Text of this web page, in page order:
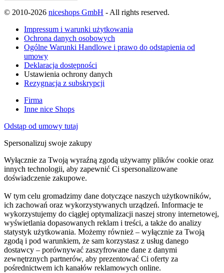
© 2010-2026 niceshops GmbH - All rights reserved.
Impressum i warunki użytkowania
Ochrona danych osobowych
Ogólne Warunki Handlowe i prawo do odstąpienia od
umowy
Deklaracja dostępności
Ustawienia ochrony danych
Rezygnacja z subskrypcji
Firma
Inne nice Shops
Odstąp od umowy tutaj
Spersonalizuj swoje zakupy
Wyłącznie za Twoją wyraźną zgodą używamy plików cookie oraz
innych technologii, aby zapewnić Ci spersonalizowane
doświadczenie zakupowe.
W tym celu gromadzimy dane dotyczące naszych użytkowników,
ich zachowań oraz wykorzystywanych urządzeń. Informacje te
wykorzystujemy do ciągłej optymalizacji naszej strony internetowej,
wyświetlania dopasowanych reklam i treści, a także do analizy
statystyk użytkowania. Możemy również – wyłącznie za Twoją
zgodą i pod warunkiem, że sam korzystasz z usług danego
dostawcy – porównywać zaszyfrowane dane z danymi
zewnętrznych partnerów, aby prezentować Ci oferty za
pośrednictwem ich kanałów reklamowych online.